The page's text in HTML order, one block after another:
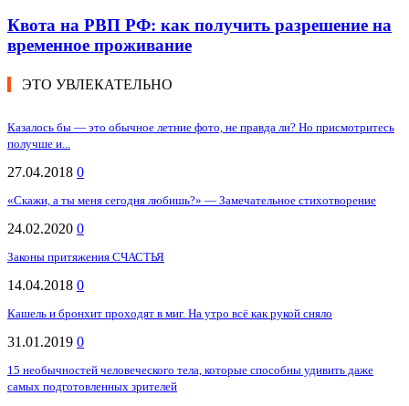
Квота на РВП РФ: как получить разрешение на
временное проживание
ЭТО УВЛЕКАТЕЛЬНО
Казалось бы — это обычное летние фото, не правда ли? Но присмотритесь
получше и...
27.04.2018 0
«Скажи, а ты мeня сегодня любишь?» — Замечательное стихотворение
24.02.2020 0
Законы притяжения СЧАСТЬЯ
14.04.2018 0
Кашель и бронхит проходят в миг. На утро всё как рукой сняло
31.01.2019 0
15 необычностей человеческого тела, которые способны удивить даже
самых подготовленных зрителей